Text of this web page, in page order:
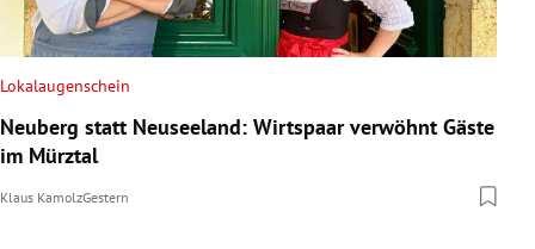
Lokalaugenschein
Neuberg statt Neuseeland: Wirtspaar verwöhnt Gäste
im Mürztal
Klaus KamolzGestern